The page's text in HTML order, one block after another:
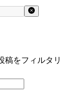
稿をフィルタ